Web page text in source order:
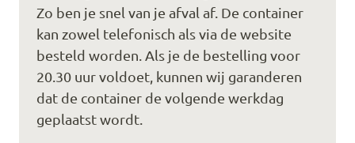
Zo ben je snel van je afval af. De container
kan zowel telefonisch als via de website
besteld worden. Als je de bestelling voor
20.30 uur voldoet, kunnen wij garanderen
dat de container de volgende werkdag
geplaatst wordt.